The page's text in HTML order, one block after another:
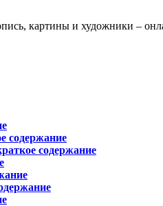
содержание
содержание